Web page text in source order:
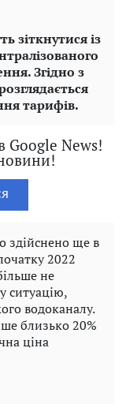
зіткнутися із
Згідно з
тарифів.
Google News!
здійснено ще в
2022
не
ситуацію,
водоканалу.
близько 20%
ціна